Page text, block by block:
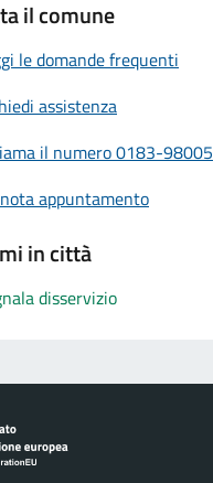
il comune
le domande frequenti
assistenza
il numero 0183-98005
appuntamento
in città
disservizio